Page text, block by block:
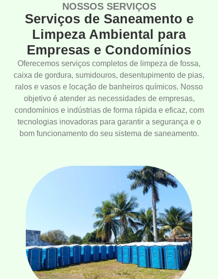
NOSSOS SERVIÇOS
Serviços de Saneamento e
Limpeza Ambiental para
Empresas e Condomínios
Oferecemos serviços completos de limpeza de fossa,
caixa de gordura, sumidouros, desentupimento de pias,
ralos e vasos e locação de banheiros químicos. Nosso
objetivo é atender as necessidades de empresas,
condomínios e indústrias de forma rápida e eficaz, com
tecnologias inovadoras para garantir a segurança e o
bom funcionamento do seu sistema de saneamento.